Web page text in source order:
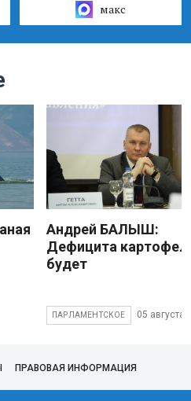
макс
Андрей БАЛЫШ:
Дефицита
будет
ПАРЛАМЕНТСКОЕ 05 августа
ПРАВОВАЯ ИНФОРМАЦИЯ